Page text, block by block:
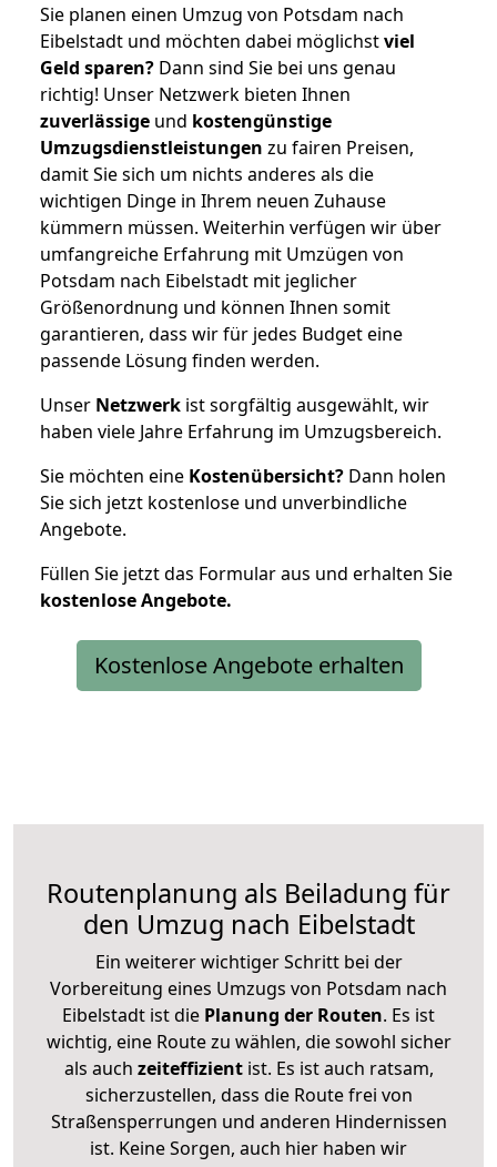
Sie planen einen Umzug von Potsdam nach
Eibelstadt und möchten dabei möglichstviel
Geld sparen? Dann sind Sie bei uns genau
richtig! Unser Netzwerk bieten Ihnen
zuverlässige und kostengünstige
Umzugsdienstleistungen zu fairen Preisen,
damit Sie sich um nichts anderes als die
wichtigen Dinge in Ihrem neuen Zuhause
kümmern müssen. Weiterhin verfügen wir über
umfangreiche Erfahrung mit Umzügen von
Potsdam nach Eibelstadt mit jeglicher
Größenordnung und können Ihnen somit
garantieren, dass wir für jedes Budget eine
passende Lösung finden werden.
Unser Netzwerk ist sorgfältig ausgewählt, wir
haben viele Jahre Erfahrung im Umzugsbereich.
Sie möchten eine Kostenübersicht? Dann holen
Sie sich jetzt kostenlose und unverbindliche
Angebote.
Füllen Sie jetzt das Formular aus und erhalten Sie
kostenloseAngebote.
Kostenlose Angebote erhalten
Routenplanung als Beiladung für
den Umzug nach Eibelstadt
Ein weiterer wichtiger Schritt bei der
Vorbereitung eines Umzugs von Potsdam nach
Eibelstadt ist die Planung der Routen. Es ist
wichtig, eine Route zu wählen, die sowohl sicher
als auch zeiteffizientist. Es ist auch ratsam,
sicherzustellen, dass die Route frei von
Straßensperrungen und anderen Hindernissen
ist. Keine Sorgen, auch hier haben wir